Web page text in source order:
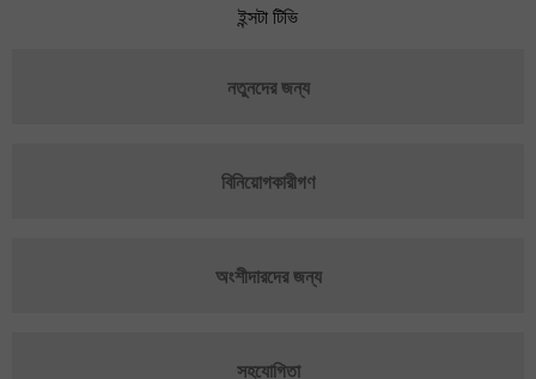
ইন্সটা টিভি
নতুনদের জন্য
বিনিয়োগকারীগণ
অংশীদারদের জন্য
সহযোগিতা